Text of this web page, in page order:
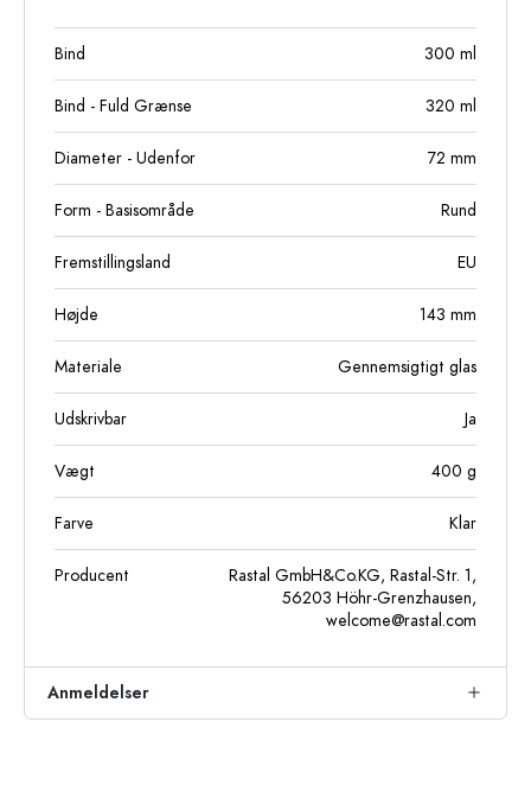
Bind 300 ml
Bind - Fuld Grænse 320 ml
Diameter - Udenfor 72 mm
Form - Basisområde Rund
Fremstillingsland EU
Højde 143 mm
Materiale Gennemsigtigt glas
Udskrivbar Ja
Vægt 400 g
Farve Klar
Producent
Rastal GmbH&Co.KG, Rastal-Str. 1,
56203 Höhr-Grenzhausen,
welcome@rastal.com
Anmeldelser